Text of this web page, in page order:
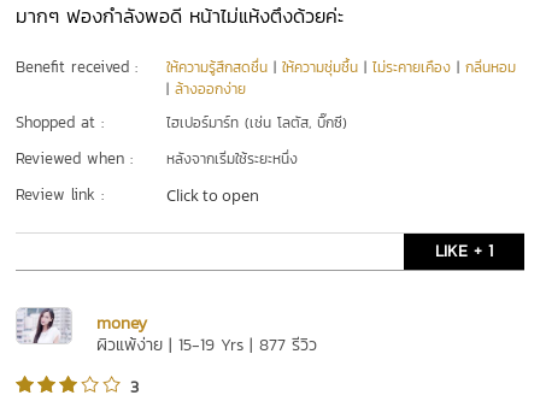
มากๆ ฟองกำลังพอดี หน้าไม่แห้งตึงด้วยค่ะ
Benefit received : ให้ความรู้สึกสดชื่น |ให้ความชุ่มชื้น |ไม่ระคายเคือง |กลิ่นหอม
|ล้างออกง่าย
Shopped at : ไฮเปอร์มาร์ท (เช่น โลตัส, บิ๊กซี)
Reviewed when : หลังจากเริ่มใช้ระยะหนึ่ง
Review link : Click to open
LIKE + 1
money
ผิวแพ้ง่าย | 15-19 Yrs | 877 รีวิว
3